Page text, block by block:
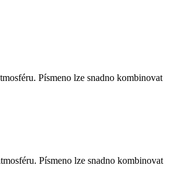
Písmeno lze snadno kombinovat
Písmeno lze snadno kombinovat